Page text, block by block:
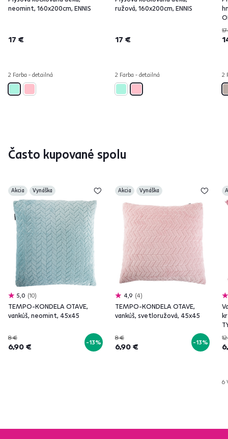
neomint, 160x200cm, ENNIS
17 €
2 Farba - detailná
ružová, 160x200cm, ENNIS
17 €
2 Farba - detailná 2
Často kupované spolu
Akcia Vynáška
5,0 10
TEMPO-KONDELA OTAVE,
vankúš, neomint, 45x45
8 €
6,90 € -13%
Akcia Vynáška
4,9 4
TEMPO-KONDELA OTAVE,
vankúš, svetloružová, 45x45
8 €
6,90 € -13%
6